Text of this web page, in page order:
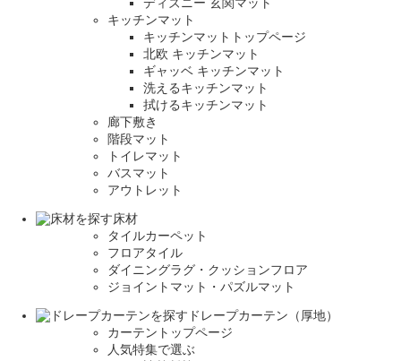
キッチンマット
キッチンマットトップページ
北欧 キッチンマット
ギャッベ キッチンマット
洗えるキッチンマット
拭けるキッチンマット
廊下敷き
階段マット
トイレマット
バスマット
アウトレット
床材
タイルカーペット
フロアタイル
ダイニングラグ・クッションフロア
ジョイントマット・パズルマット
ドレープカーテン（厚地）
カーテントップページ
人気特集で選ぶ